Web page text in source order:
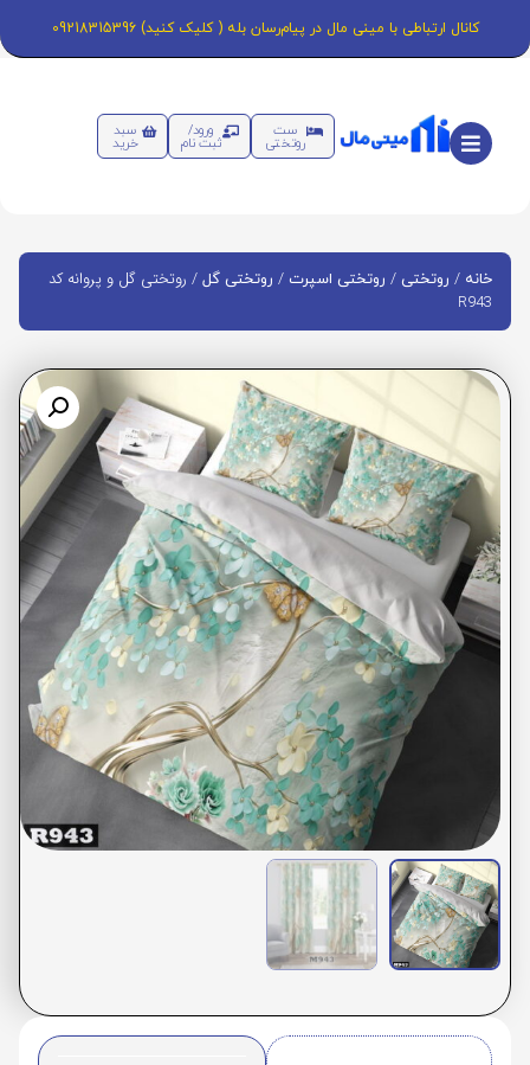
کانال ارتباطی با مینی مال در پیام‌رسان بله ( کلیک کنید) 09218315396
ست
روتختی
ورود/
ثبت نام
سبد
خرید
خانه / روتختی / روتختی اسپرت / روتختی گل / روتختی گل و پروانه کد
R943